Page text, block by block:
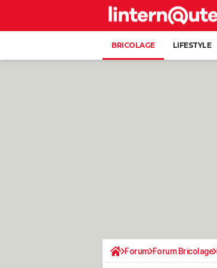
BRICOLAGE LIFESTYLE
Forum Forum Bricolage